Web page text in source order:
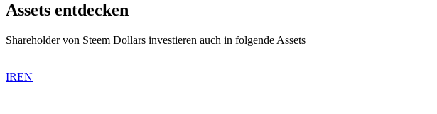
Assets entdecken
Shareholder von Steem Dollars investieren auch in folgende Assets
IREN